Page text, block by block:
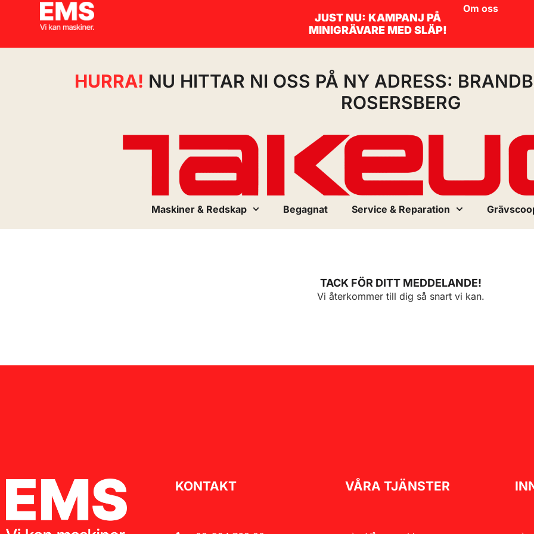
JUST NU: KAMPANJ PÅ
MINIGRÄVARE MED SLÄP!
Om oss
HURRA! NU HITTAR NI OSS PÅ NY ADRESS:
ROSERSBERG
Maskiner & Redskap Begagnat Service & Reparation
TACK FÖR DITT MEDDELANDE!
Vi återkommer till dig så snart vi kan.
KONTAKT VÅRA TJÄNSTER